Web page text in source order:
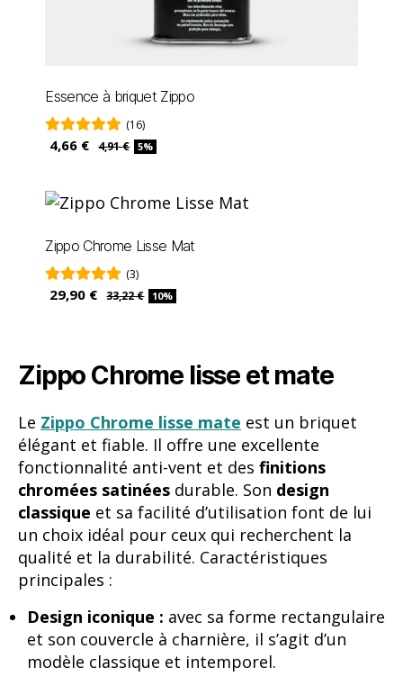
Essence à briquet Zippo
(16)
4,66 € 4,91 € 5%
Zippo Chrome Lisse Mat
(3)
29,90 € 33,22 € 10%
Zippo Chrome lisse et mate
Le Zippo Chrome lisse mate est un briquet
élégant et fiable. Il offre une excellente
fonctionnalité anti-vent et des finitions
chromées satinées durable. Son design
classique et sa facilité d’utilisation font de lui
un choix idéal pour ceux qui recherchent la
qualité et la durabilité. Caractéristiques
principales :
Design iconique : avec sa forme rectangulaire
et son couvercle à charnière, il s’agit d’un
modèle classique et intemporel.